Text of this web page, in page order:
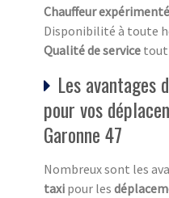
Chauffeur expérimenté
Disponibilité à toute
Qualité de service tout
Les avantages
pour vos
Garonne 47
Nombreux sont les
taxi pour les